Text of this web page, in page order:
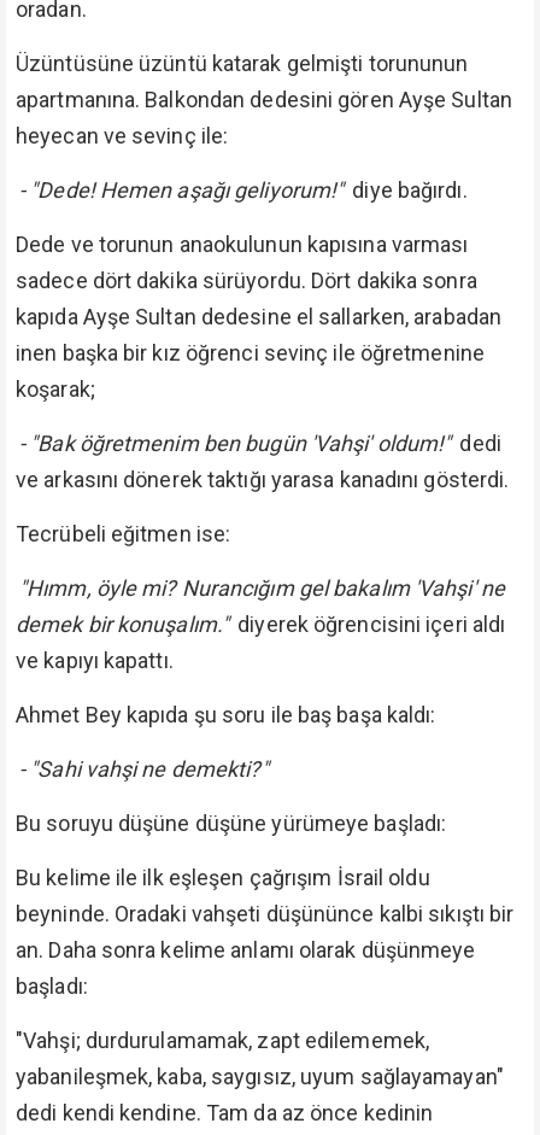
oradan.
Üzüntüsüne üzüntü katarak gelmişti torununun
apartmanına. Balkondan dedesini gören Ayşe Sultan
heyecan ve sevinç ile:
- "Dede! Hemen aşağı geliyorum!" diye bağırdı.
Dede ve torunun anaokulunun kapısına varması
sadece dört dakika sürüyordu. Dört dakika sonra
kapıda Ayşe Sultan dedesine el sallarken, arabadan
inen başka bir kız öğrenci sevinç ile öğretmenine
koşarak;
- "Bak öğretmenim ben bugün 'Vahşi' oldum!" dedi
ve arkasını dönerek taktığı yarasa kanadını gösterdi.
Tecrübeli eğitmen ise:
"Hımm, öyle mi? Nurancığım gel bakalım 'Vahşi' ne
demek bir konuşalım." diyerek öğrencisini içeri aldı
ve kapıyı kapattı.
Ahmet Bey kapıda şu soru ile baş başa kaldı:
- "Sahi vahşi ne demekti?"
Bu soruyu düşüne düşüne yürümeye başladı:
Bu kelime ile ilk eşleşen çağrışım İsrail oldu
beyninde. Oradaki vahşeti düşününce kalbi sıkıştı bir
an. Daha sonra kelime anlamı olarak düşünmeye
başladı:
"Vahşi; durdurulamamak, zapt edilememek,
yabanileşmek, kaba, saygısız, uyum sağlayamayan"
dedi kendi kendine. Tam da az önce kedinin